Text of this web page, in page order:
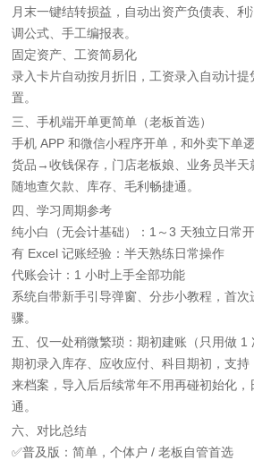
月末一键结转损益，自动出资产负债表、
调公式、手工编报表。
固定资产、工资简易化
录入卡片自动按月折旧，工资录入自动计
置。
三、手机端开单更简单（老板首选）
手机 APP 和微信小程序开单，和外卖下单
货品→收钱保存，门店老板娘、业务员半天
随地查欠款、库存、毛利畅捷通。
四、学习周期参考
纯小白（无会计基础）：1～3 天独立日常
有 Excel 记账经验：半天熟练日常操作
代账会计：1 小时上手全部功能
系统自带新手引导弹窗、分步小教程，首
骤。
五、仅一处稍微繁琐：期初建账（只用做 1
期初录入库存、应收应付、科目期初，支
来档案，导入后后续常年不用再碰初始化
通。
六、对比总结
✅普及版：简单，个体户 / 老板自管首选